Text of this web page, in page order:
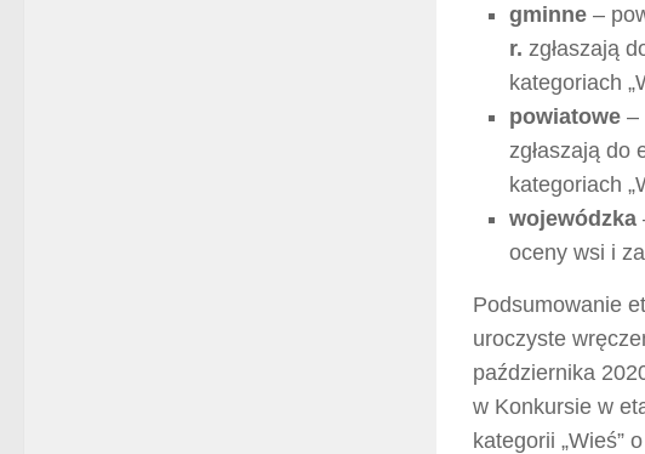
gminne –
r. zgłaszają
kategoriach
powiatowe –
zgłaszają do
kategoriach
wojewódzka
oceny wsi i
Podsumowanie
uroczyste
października
w Konkursie w
kategorii „Wieś”